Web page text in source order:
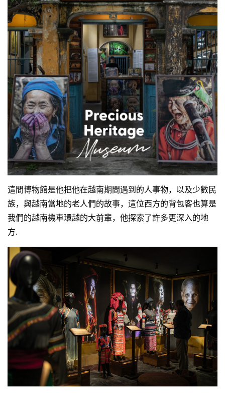
這間博物館是他把他在越南期間遇到的人事物，以及少數民
族，與越南當地的老人們的故事，這位西方的背包客也算是
我們的越南機車環越的大前輩，他探索了許多更深入的地
方.